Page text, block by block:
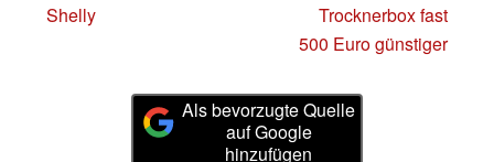
Shelly
Trocknerbox fast
500 Euro günstiger
Als bevorzugte Quelle
auf Google
hinzufügen